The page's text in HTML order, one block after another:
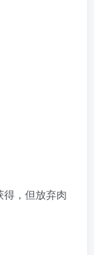
得，但放弃肉